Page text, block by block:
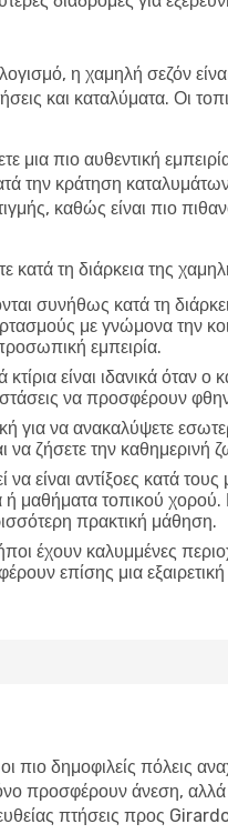
η χαμηλή σεζόν είναι
και καταλύματα. Οι
μια πιο αυθεντική
την κράτηση
καθώς είναι πιο
κατά τη διάρκεια της
συνήθως κατά τη
με γνώμονα την
εμπειρία.
είναι ιδανικά όταν ο
να προσφέρουν
για να ανακαλύψετε
να ζήσετε την
είναι αντίξοες κατά
μαθήματα τοπικού
πρακτική μάθηση.
έχουν καλυμμένες
επίσης μια
δημοφιλείς πόλεις
προσφέρουν άνεση,
πτήσεις προς